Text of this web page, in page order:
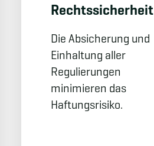
Rechts­sicherheit
Die Absicherung und
Einhaltung aller
Regulierungen
minimieren das
Haftungsrisiko.